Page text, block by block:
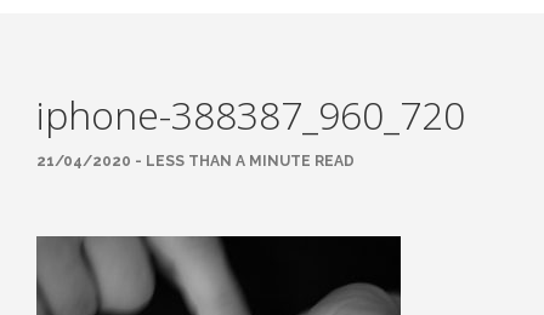
ACCESO A PLATAFORMAS
iphone-388387_960_720
21/04/2020 - LESS THAN A MINUTE READ